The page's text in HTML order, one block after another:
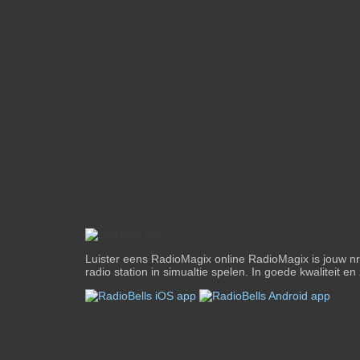
Luister eens RadioMagix online RadioMagix is jouw
radio station in simualtie spelen. In goede kwaliteit